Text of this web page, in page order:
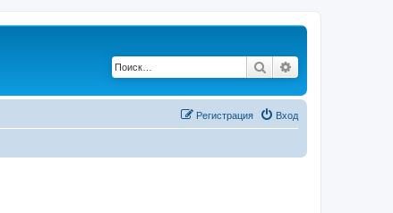
Поиск
Вход
Регистрация